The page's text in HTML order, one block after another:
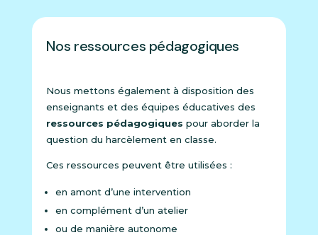
Nos ressources pédagogiques
Nous mettons également à disposition des
enseignants et des équipes éducatives des
ressources pédagogiques pour aborder la
question du harcèlement en classe.
Ces ressources peuvent être utilisées :
en amont d’une intervention
en complément d’un atelier
ou de manière autonome